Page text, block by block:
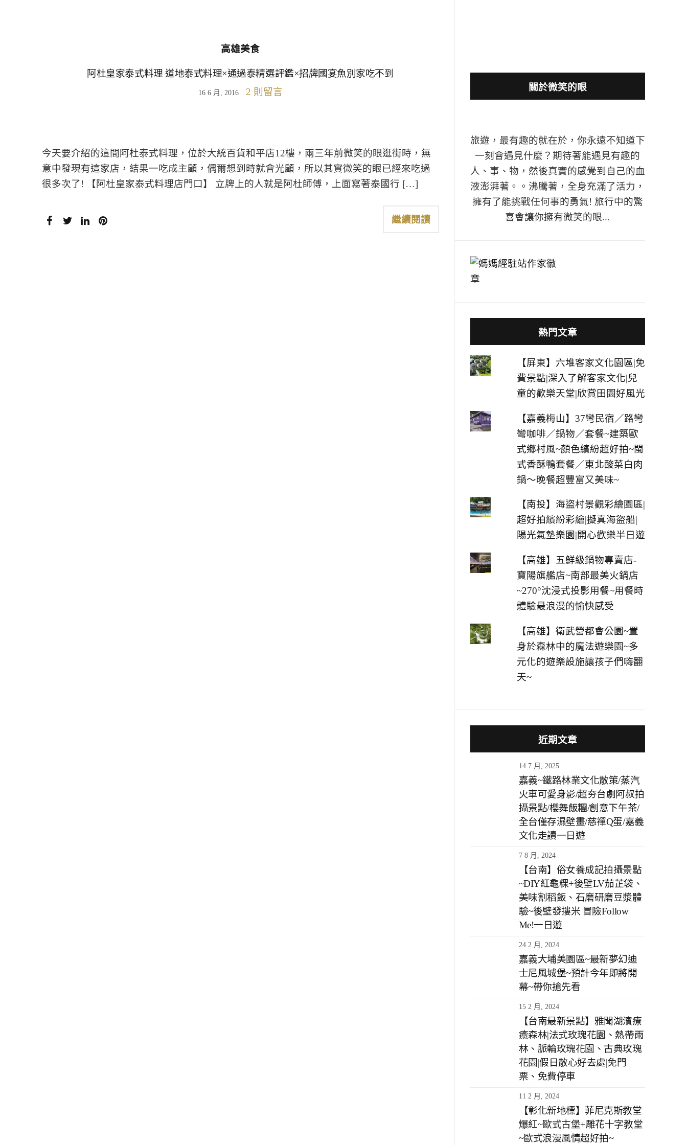
高雄美食
阿杜皇家泰式料理 道地泰式料理×通過泰精選評鑑×招牌國宴魚別家吃不到
16 6 月, 2016 2 則留言
今天要介紹的這間阿杜泰式料理，位於大統百貨和平店12樓，兩三年前微笑的眼逛街時，無
意中發現有這家店，結果一吃成主顧，偶爾想到時就會光顧，所以其實微笑的眼已經來吃過
很多次了! 【阿杜皇家泰式料理店門口】 立牌上的人就是阿杜師傅，上面寫著泰國行 […]
繼續閱讀
關於微笑的眼
旅遊，最有趣的就在於，你永遠不知道下
一刻會遇見什麼？期待著能遇見有趣的
人、事、物，然後真實的感覺到自己的血
液澎湃著。。沸騰著，全身充滿了活力，
擁有了能挑戰任何事的勇氣! 旅行中的驚
喜會讓你擁有微笑的眼...
熱門文章
【屏東】六堆客家文化園區|免
費景點|深入了解客家文化|兒
童的歡樂天堂|欣賞田園好風光
【嘉義梅山】37彎民宿／路彎
彎咖啡／鍋物／套餐~建築歐
式鄉村風~顏色繽紛超好拍~閩
式香酥鴨套餐／東北酸菜白肉
鍋～晚餐超豐富又美味~
【南投】海盜村景觀彩繪園區|
超好拍繽紛彩繪|擬真海盜船|
陽光氣墊樂園|開心歡樂半日遊
【高雄】五鮮級鍋物專賣店-
寶陽旗艦店~南部最美火鍋店
~270°沈浸式投影用餐~用餐時
體驗最浪漫的愉快感受
【高雄】衛武營都會公園~置
身於森林中的魔法遊樂園~多
元化的遊樂設施讓孩子們嗨翻
天~
近期文章
14 7 月, 2025
嘉義~鐵路林業文化散策/蒸汽
火車可愛身影/超夯台劇阿叔拍
攝景點/櫻舞飯糰/創意下午茶/
全台僅存濕壁畫/慈禪Q蛋/嘉義
文化走讀一日遊
7 8 月, 2024
【台南】俗女養成記拍攝景點
~DIY紅龜粿+後壁LV茄芷袋、
美味割稻飯、石磨研磨豆漿體
驗~後壁發摟米 冒險Follow
Me!一日遊
24 2 月, 2024
嘉義大埔美園區~最新夢幻迪
士尼風城堡~預計今年即將開
幕~帶你搶先看
15 2 月, 2024
【台南最新景點】雅聞湖濱療
癒森林|法式玫瑰花園、熱帶雨
林、脈輪玫瑰花園、古典玫瑰
花園|假日散心好去處|免門
票、免費停車
11 2 月, 2024
【彰化新地標】菲尼克斯教堂
爆紅~歐式古堡+雕花十字教堂
~歐式浪漫風情超好拍~